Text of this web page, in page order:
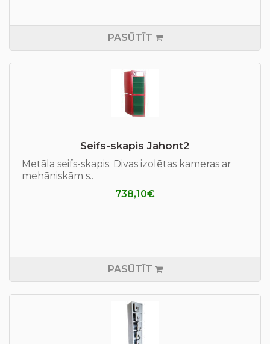
PASŪTĪT
Seifs-skapis Jahont2
Metāla seifs-skapis. Divas izolētas kameras ar
mehāniskām s..
738,10€
PASŪTĪT